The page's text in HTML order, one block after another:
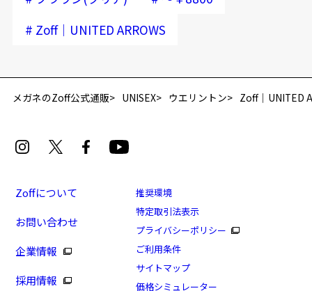
# Zoff｜UNITED ARROWS
メガネのZoff公式通販 UNISEX ウエリントン Zoff｜UNITED
Zoffについて
お問い合わせ
企業情報
採用情報
推奨環境
特定取引法表示
プライバシーポリシー
ご利用条件
サイトマップ
価格シミュレーター